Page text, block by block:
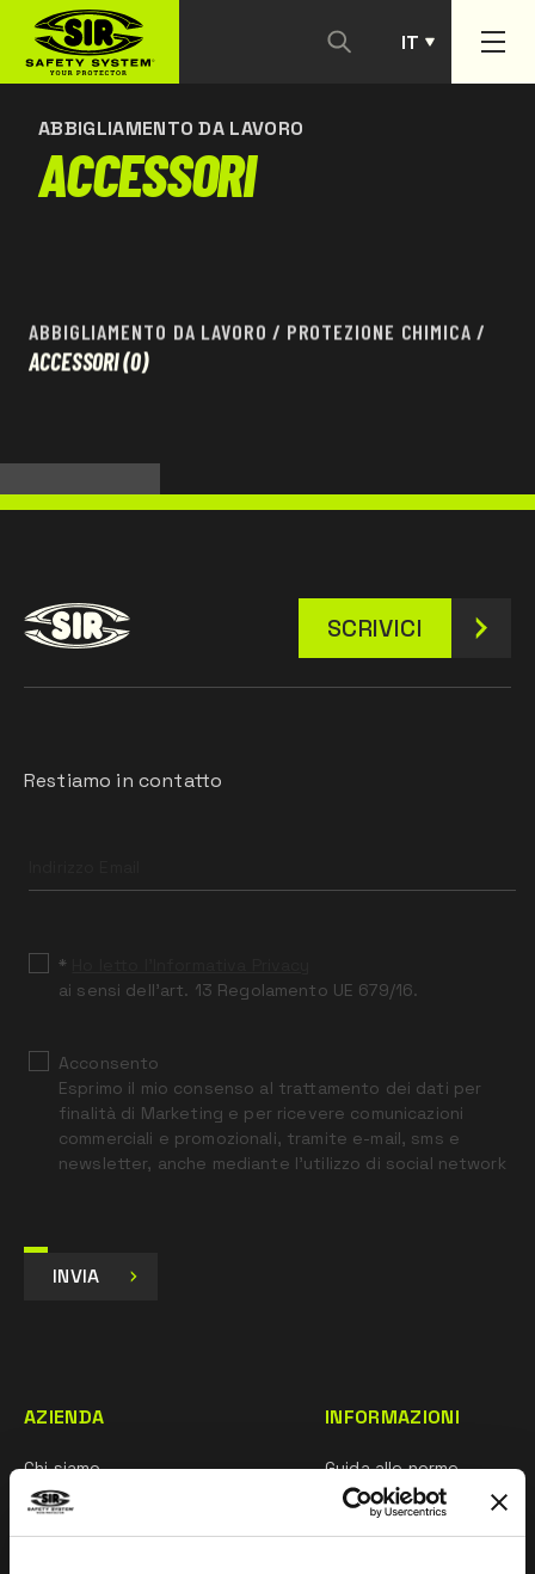
IT
PT
ABBIGLIAMENTO DA LAVORO
ACCESSORI
ABBIGLIAMENTO DA LAVORO / PROTEZIONE CHIMICA /
ACCESSORI(0)
SCRIVICI
Restiamo in contatto
field
*
ai sensi dell’art. 13 Regolamento UE 679/16.
Acconsento
Esprimo il mio consenso al trattamento dei dati per
finalità di Marketing e per ricevere comunicazioni
commerciali e promozionali, tramite e-mail, sms e
newsletter, anche mediante l’utilizzo di social network
INVIA
AZIENDA
Chi siamo
Rete commerciale
INFORMAZIONI
Guida alle norme
Whistleblowing
CONTATTACI